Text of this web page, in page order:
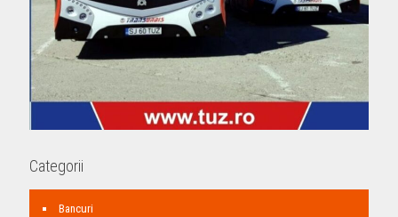
Categorii
Bancuri